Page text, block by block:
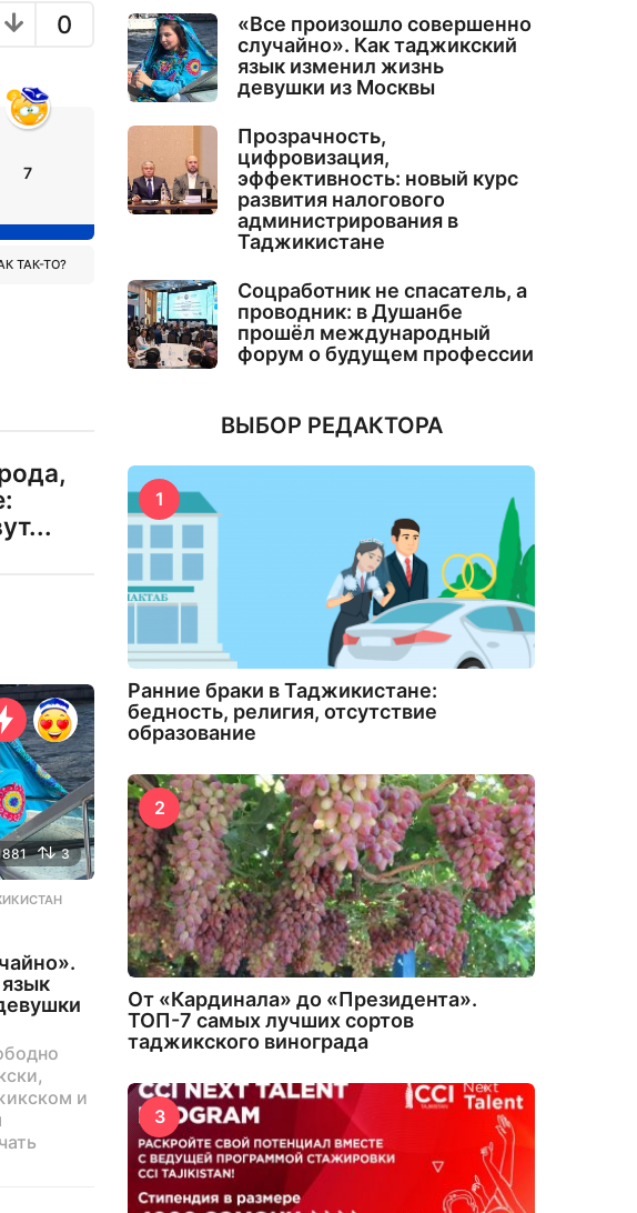
0
7
ТАК-ТО?
3
и
«Все произошло совершенно
случайно». Как таджикский
язык изменил жизнь
девушки из Москвы
Прозрачность,
цифровизация,
эффективность: новый курс
развития налогового
администрирования в
Таджикистане
Соцработник не спасатель, а
проводник: в Душанбе
прошёл международный
форум о будущем профессии
ВЫБОР РЕДАКТОРА
1
Ранние браки в Таджикистане:
бедность, религия, отсутствие
образование
2
От «Кардинала» до «Президента».
ТОП-7 самых лучших сортов
таджикского винограда
3